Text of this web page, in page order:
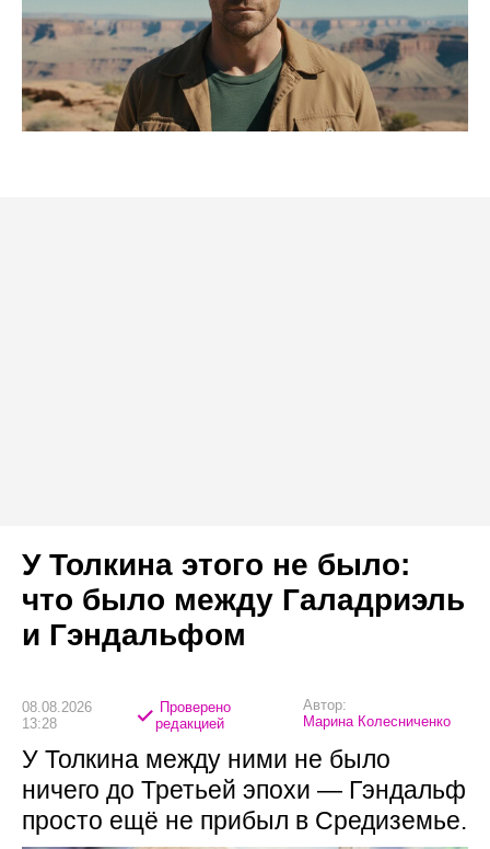
У Толкина этого не было:
что было между Галадриэль
и Гэндальфом
08.08.2026
13:28
Проверено
редакцией
Автор:
Марина Колесниченко
У Толкина между ними не было
ничего до Третьей эпохи — Гэндальф
просто ещё не прибыл в Средиземье.